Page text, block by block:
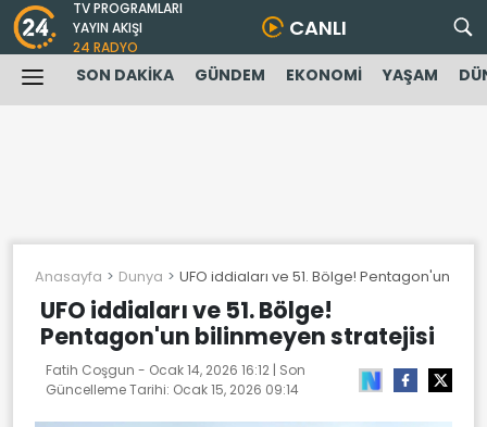
TV PROGRAMLARI
YAYIN AKIŞI
24 RADYO
CANLI
SON DAKİKA GÜNDEM EKONOMİ YAŞAM
Anasayfa Dunya UFO iddiaları ve 51. Bölge! Pentagon'un
UFO iddiaları ve 51. Bölge!
Pentagon'un bilinmeyen stratejisi
Fatih Coşgun - Ocak 14, 2026 16:12 | Son
Güncelleme Tarihi: Ocak 15, 2026 09:14